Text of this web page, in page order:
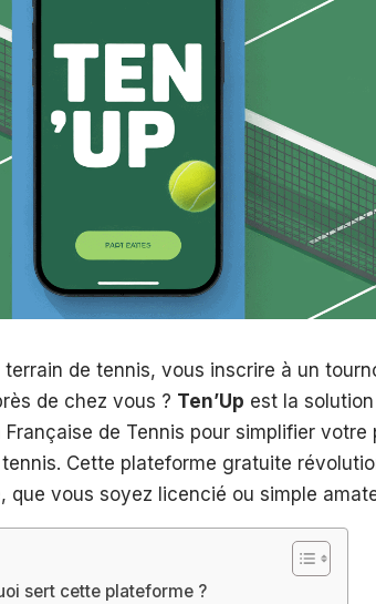
de tennis, vous inscrire à un
de chez vous ? Ten’Up est la
de Tennis pour simplifier votre
Cette plateforme gratuite
que vous soyez licencié ou simple
sert cette plateforme ?